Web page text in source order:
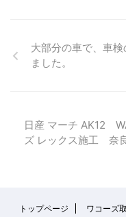
大部分の車で、車
ました。
日産 マーチ AK12
ズ レックス施工 奈
トップページ ワコーズ